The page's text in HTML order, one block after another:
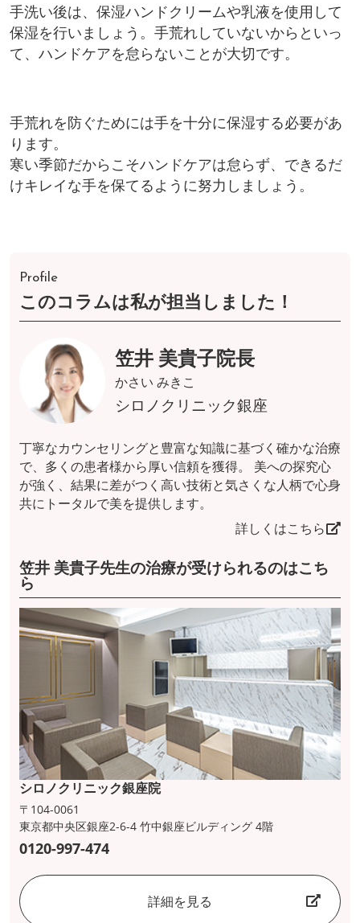
手洗い後は、保湿ハンドクリームや乳液を使用して
保湿を行いましょう。手荒れしていないからといっ
て、ハンドケアを怠らないことが大切です。
手荒れを防ぐためには手を十分に保湿する必要があ
ります。
寒い季節だからこそハンドケアは怠らず、できるだ
けキレイな手を保てるように努力しましょう。
Profile
このコラムは私が担当しました！
笠井 美貴子院長
かさい みきこ
シロノクリニック銀座
丁寧なカウンセリングと豊富な知識に基づく確かな治療
で、多くの患者様から厚い信頼を獲得。 美への探究心
が強く、結果に差がつく高い技術と気さくな人柄で心身
共にトータルで美を提供します。
詳しくはこちら
笠井 美貴子先生の治療が受けられるのはこち
ら
シロノクリニック銀座院
〒104-0061
東京都中央区銀座2-6-4 竹中銀座ビルディング 4階
0120-997-474
詳細を見る